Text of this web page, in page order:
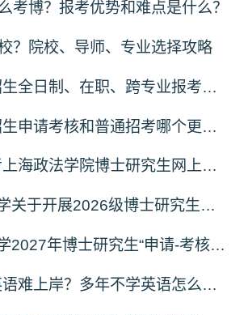
考博？报考优势和难点是什么？
？院校、导师、专业选择攻略
2027考博招生全日制、在职、跨专业报考要求
2027考博招生申请考核和普通招考哪个更好考？
2027年报考上海政法学院博士研究生网上报名公告
沈阳药科大学关于开展2026级博士研究生录取后信息采集及档案调取等相关工作的通知
国防科技大学2027年博士研究生“申请-考核”制招生专业基础笔试考试大纲
2027考博英语难上岸？多年不学英语怎么备考？